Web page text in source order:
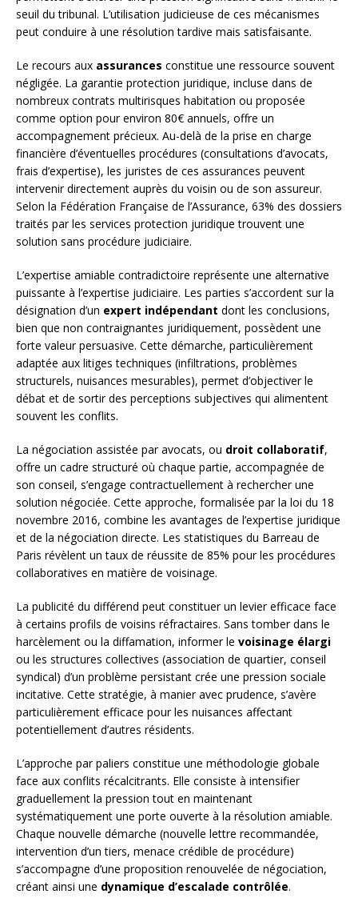
seuil du tribunal. L’utilisation judicieuse de ces mécanismes
peut conduire à une résolution tardive mais satisfaisante.
Le recours aux assurances constitue une ressource souvent
négligée. La garantie protection juridique, incluse dans de
nombreux contrats multirisques habitation ou proposée
comme option pour environ 80€ annuels, offre un
accompagnement précieux. Au-delà de la prise en charge
financière d’éventuelles procédures (consultations d’avocats,
frais d’expertise), les juristes de ces assurances peuvent
intervenir directement auprès du voisin ou de son assureur.
Selon la Fédération Française de l’Assurance, 63% des dossiers
traités par les services protection juridique trouvent une
solution sans procédure judiciaire.
L’expertise amiable contradictoire représente une alternative
puissante à l’expertise judiciaire. Les parties s’accordent sur la
désignation d’un expert indépendant dont les conclusions,
bien que non contraignantes juridiquement, possèdent une
forte valeur persuasive. Cette démarche, particulièrement
adaptée aux litiges techniques (infiltrations, problèmes
structurels, nuisances mesurables), permet d’objectiver le
débat et de sortir des perceptions subjectives qui alimentent
souvent les conflits.
La négociation assistée par avocats, ou droit collaboratif,
offre un cadre structuré où chaque partie, accompagnée de
son conseil, s’engage contractuellement à rechercher une
solution négociée. Cette approche, formalisée par la loi du 18
novembre 2016, combine les avantages de l’expertise juridique
et de la négociation directe. Les statistiques du Barreau de
Paris révèlent un taux de réussite de 85% pour les procédures
collaboratives en matière de voisinage.
La publicité du différend peut constituer un levier efficace face
à certains profils de voisins réfractaires. Sans tomber dans le
harcèlement ou la diffamation, informer le voisinage élargi
ou les structures collectives (association de quartier, conseil
syndical) d’un problème persistant crée une pression sociale
incitative. Cette stratégie, à manier avec prudence, s’avère
particulièrement efficace pour les nuisances affectant
potentiellement d’autres résidents.
L’approche par paliers constitue une méthodologie globale
face aux conflits récalcitrants. Elle consiste à intensifier
graduellement la pression tout en maintenant
systématiquement une porte ouverte à la résolution amiable.
Chaque nouvelle démarche (nouvelle lettre recommandée,
intervention d’un tiers, menace crédible de procédure)
s’accompagne d’une proposition renouvelée de négociation,
créant ainsi une dynamique d’escalade contrôlée.